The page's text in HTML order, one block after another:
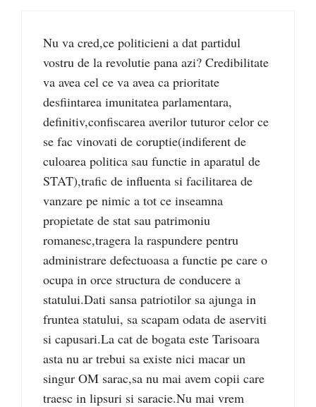
Nu va cred,ce politicieni a dat partidul
vostru de la revolutie pana azi? Credibilitate
va avea cel ce va avea ca prioritate
desfiintarea imunitatea parlamentara,
definitiv,confiscarea averilor tuturor celor ce
se fac vinovati de coruptie(indiferent de
culoarea politica sau functie in aparatul de
STAT),trafic de influenta si facilitarea de
vanzare pe nimic a tot ce inseamna
propietate de stat sau patrimoniu
romanesc,tragera la raspundere pentru
administrare defectuoasa a functie pe care o
ocupa in orce structura de conducere a
statului.Dati sansa patriotilor sa ajunga in
fruntea statului, sa scapam odata de aserviti
si capusari.La cat de bogata este Tarisoara
asta nu ar trebui sa existe nici macar un
singur OM sarac,sa nu mai avem copii care
traesc in lipsuri si saracie.Nu mai vrem